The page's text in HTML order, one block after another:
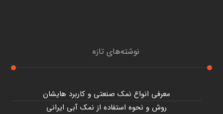
نوشته‌های تازه
معرفی انواع نمک صنعتی و کاربرد هایشان
روش و نحوه استفاده از نمک آبی ایرانی